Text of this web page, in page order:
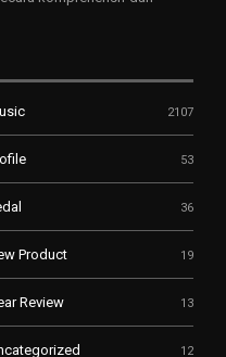
2107
53
36
Product 19
Review 13
12